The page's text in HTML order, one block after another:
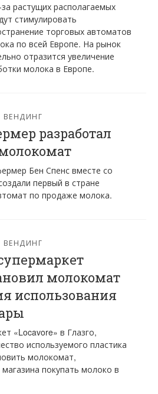
растущих располагаемых
стимулировать
торговых автоматов
по всей Европе. На рынок
отразится увеличение
молока в Европе.
ВЕНДИНГ
разработал
Бен Спенс вместе со
первый в стране
по продаже молока.
ВЕНДИНГ
молокомат
использования
«Locavore» в Глазго,
используемого пластика
молокомат,
покупать молоко в